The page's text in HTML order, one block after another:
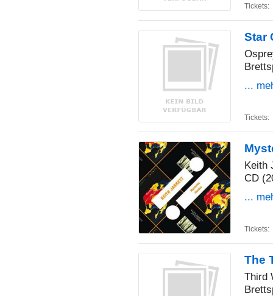
Tickets:
Star
...
Tickets:
Keith
CD
...
Tickets:
The
Third